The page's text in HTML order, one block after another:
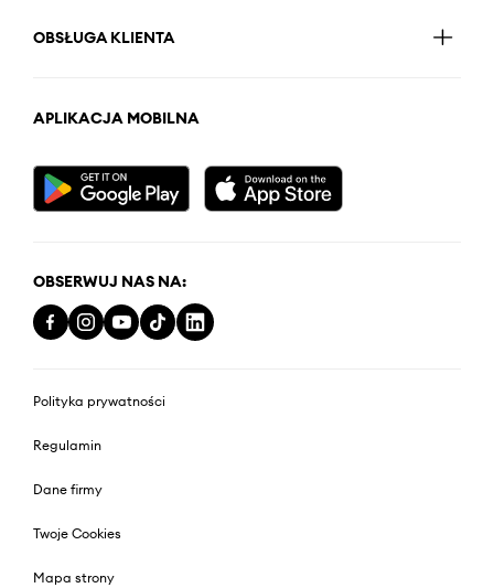
OBSŁUGA KLIENTA
APLIKACJA MOBILNA
OBSERWUJ NAS NA:
Polityka prywatności
Regulamin
Dane firmy
Twoje Cookies
Mapa strony